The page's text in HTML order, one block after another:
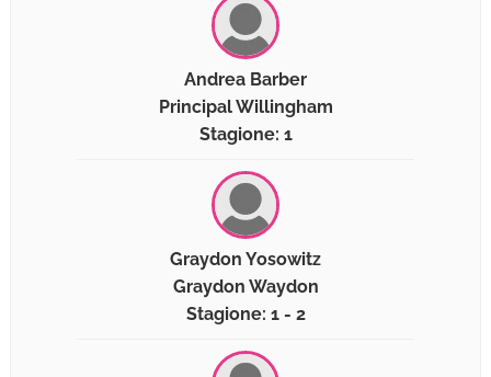
Andrea Barber
Principal Willingham
Stagione: 1
Graydon Yosowitz
Graydon Waydon
Stagione: 1 - 2